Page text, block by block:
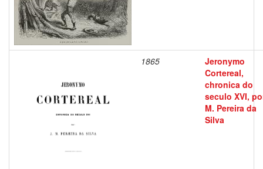
1865
Jeronymo
Cortereal,
chronica do
seculo XVI,
M. Pereira da
Silva